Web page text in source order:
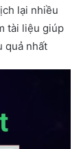
lại nhiều
tài liệu giúp
quả nhất